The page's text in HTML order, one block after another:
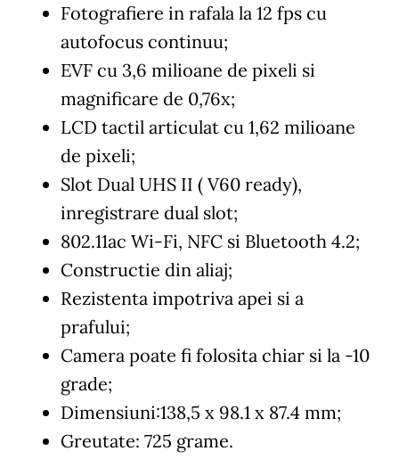
Fotografiere in rafala la 12 fps cu
autofocus continuu;
EVF cu 3,6 milioane de pixeli si
magnificare de 0,76x;
LCD tactil articulat cu 1,62 milioane
de pixeli;
Slot Dual UHS II ( V60 ready),
inregistrare dual slot;
802.11ac Wi-Fi, NFC si Bluetooth 4.2;
Constructie din aliaj;
Rezistenta impotriva apei si a
prafului;
Camera poate fi folosita chiar si la -10
grade;
Dimensiuni:138,5 x 98.1 x 87.4 mm;
Greutate: 725 grame.